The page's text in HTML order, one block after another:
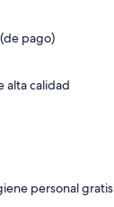
pago)
alta calidad
personal gratis